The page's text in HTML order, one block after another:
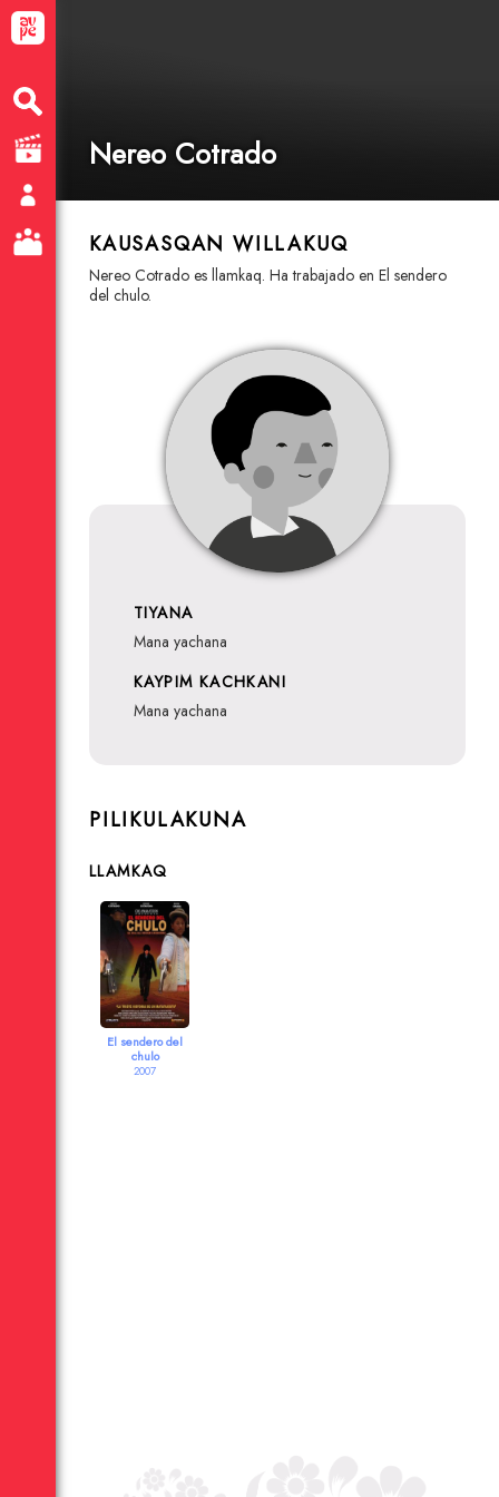
Nereo Cotrado
KAUSASQAN WILLAKUQ
Nereo Cotrado es llamkaq. Ha trabajado en El sendero
del chulo.
TIYANA
mana yachana
KAYPIM KACHKANI
mana yachana
PILIKULAKUNA
LLAMKAQ
El sendero del
chulo
2007